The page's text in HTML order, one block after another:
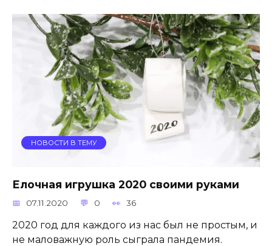
НОВОСТИ В ТЕМУ
Елочная игрушка 2020 своими руками
07.11.2020 0 36
2020 год для каждого из нас был не простым, и
не маловажную роль сыграла пандемия.